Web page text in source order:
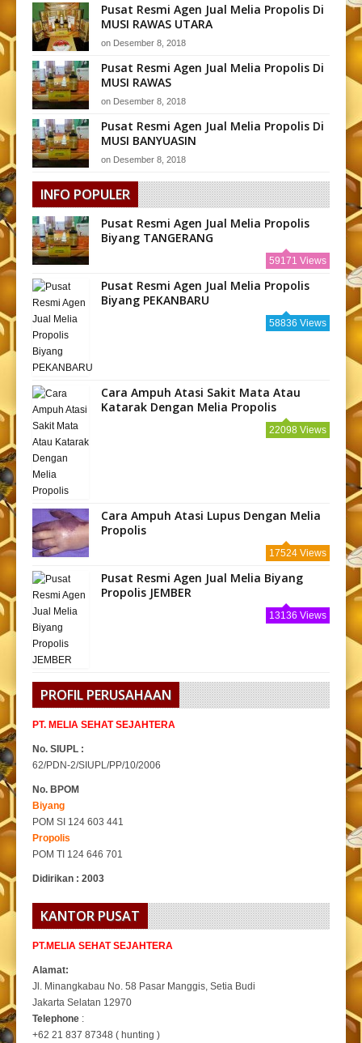
Pusat Resmi Agen Jual Melia Propolis Di
MUSI RAWAS UTARA
on Desember 8, 2018
Pusat Resmi Agen Jual Melia Propolis Di
MUSI RAWAS
on Desember 8, 2018
Pusat Resmi Agen Jual Melia Propolis Di
MUSI BANYUASIN
on Desember 8, 2018
INFO POPULER
Pusat Resmi Agen Jual Melia Propolis
Biyang TANGERANG
59171 Views
Pusat Resmi Agen Jual Melia Propolis
Biyang PEKANBARU
58836 Views
Cara Ampuh Atasi Sakit Mata Atau
Katarak Dengan Melia Propolis
22098 Views
Cara Ampuh Atasi Lupus Dengan Melia
Propolis
17524 Views
Pusat Resmi Agen Jual Melia Biyang
Propolis JEMBER
13136 Views
PROFIL PERUSAHAAN
PT. MELIA SEHAT SEJAHTERA
No. SIUPL :
62/PDN-2/SIUPL/PP/10/2006
No. BPOM
Biyang
POM SI 124 603 441
Propolis
POM TI 124 646 701
Didirikan : 2003
KANTOR PUSAT
PT.MELIA SEHAT SEJAHTERA
Alamat:
Jl. Minangkabau No. 58 Pasar Manggis, Setia Budi
Jakarta Selatan 12970
Telephone :
+62 21 837 87348 ( hunting )